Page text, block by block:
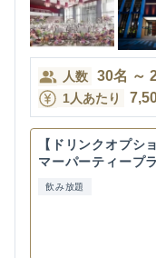
人数 30名 ～
1人あたり
【ドリンクオプ
マーパーティープ
飲み放題